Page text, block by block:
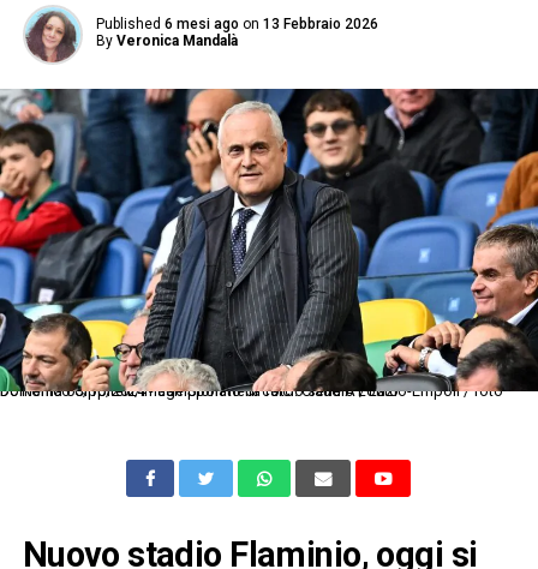
Published 6 mesi ago on 13 Febbraio 2026
By Veronica Mandalà
Dc Roma 06/10/2024 - campionato di calcio serie A / Lazio-Empoli / foto Domenico Cippitelli/Image Sport nella foto: Claudio Lotito
Nuovo stadio Flaminio, oggi si